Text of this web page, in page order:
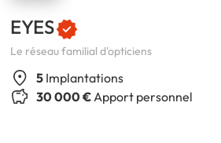
EYES
Le réseau familial d'opticiens
5 Implantations
30 000 € Apport personnel